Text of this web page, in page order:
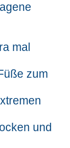
mal
zum
und